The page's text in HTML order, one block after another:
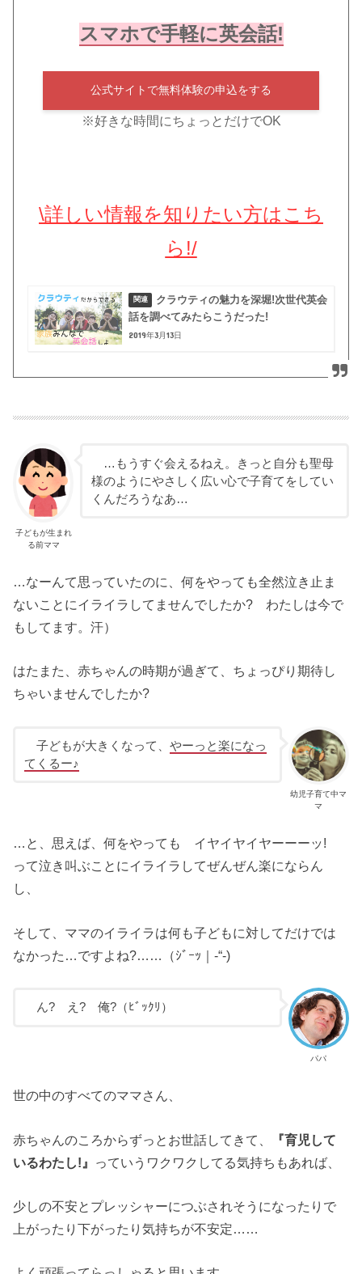
スマホで手軽に英会話!
公式サイトで無料体験の申込をする
※好きな時間にちょっとだけでOK
\詳しい情報を知りたい方はこち
ら!/
クラウティの魅力を深堀!次世代英会
話を調べてみたらこうだった!
2019年3月13日
子どもが生まれ
る前ママ
…もうすぐ会えるねえ。きっと自分も聖母
様のようにやさしく広い心で子育てをしてい
くんだろうなあ…
…なーんて思っていたのに、何をやっても全然泣き止ま
ないことにイライラしてませんでしたか? わたしは今で
もしてます。汗）
はたまた、赤ちゃんの時期が過ぎて、ちょっぴり期待し
ちゃいませんでしたか?
幼児子育て中マ
マ
子どもが大きくなって、 やーっと楽になっ
てくるー♪
…と、思えば、何をやっても イヤイヤイヤーーーッ!
って泣き叫ぶことにイライラしてぜんぜん楽にならん
し、
そして、ママのイライラは何も子どもに対してだけでは
なかった…ですよね?……（ｼﾞｰｯ｜-“-)
パパ
ん? え? 俺?（ﾋﾞｯｸﾘ）
世の中のすべてのママさん、
赤ちゃんのころからずっとお世話してきて、
『育児して
いるわたし!』 っていうワクワクしてる気持ちもあれば、
少しの不安とプレッシャーにつぶされそうになったりで
上がったり下がったり気持ちが不安定……